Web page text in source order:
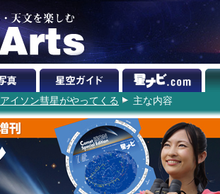
アイソン彗星がやってくる 主な内容